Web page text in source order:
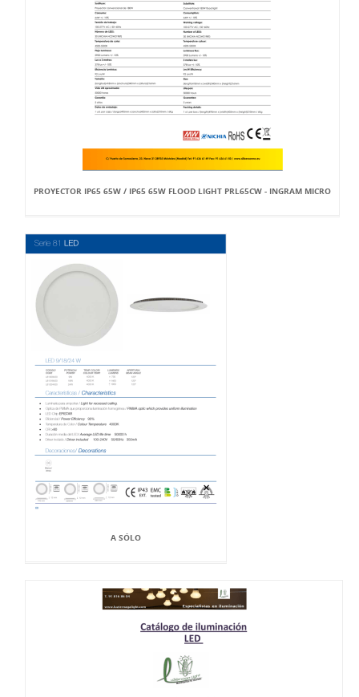
PROYECTOR IP65 65W / IP65 65W FLOOD LIGHT PRL65CW - INGRAM MICRO
A SÓLO